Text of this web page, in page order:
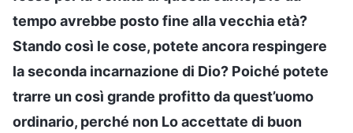
tempo avrebbe posto fine alla vecchia età?
Stando così le cose, potete ancora respingere
la seconda incarnazione di Dio? Poiché potete
trarre un così grande profitto da quest’uomo
ordinario, perché non Lo accettate di buon